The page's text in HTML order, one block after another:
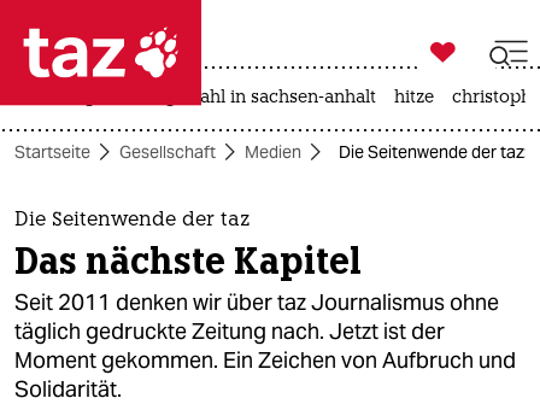
 taz zahl ich
taz zahl ich
themen
politik
öko
gesellschaft

taz zahl ich
landtagswahl in sachsen-anhalt hitze
Startseite Gesellschaft Medien Die Seitenwende der taz:
Die Seitenwende der taz
Das nächste Kapitel
Seit 2011 denken wir über taz Journalismus ohne
täglich gedruckte Zeitung nach. Jetzt ist der
Moment gekommen. Ein Zeichen von Aufbruch und
Solidarität.